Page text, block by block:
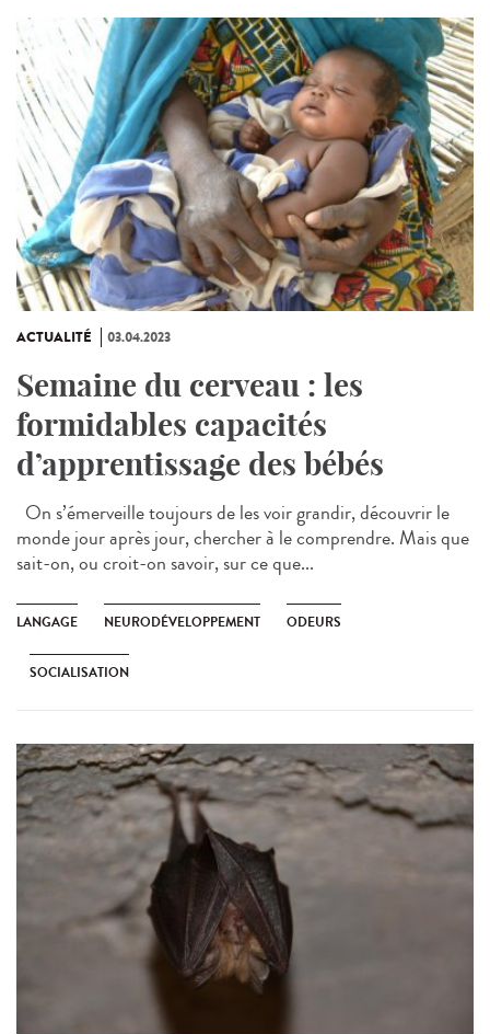
ACTUALITÉ 03.04.2023
Semaine du cerveau : les
formidables capacités
d’apprentissage des bébés
On s’émerveille toujours de les voir grandir, découvrir le
monde jour après jour, chercher à le comprendre. Mais que
sait-on, ou croit-on savoir, sur ce que...
LANGAGE NEURODÉVELOPPEMENT ODEURS
SOCIALISATION